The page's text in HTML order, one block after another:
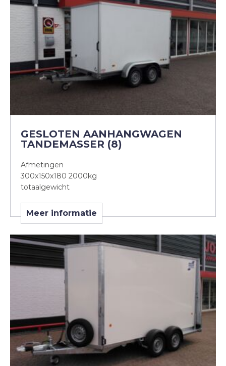
GESLOTEN AANHANGWAGEN
TANDEMASSER (8)
Afmetingen
300x150x180 2000kg
totaalgewicht
Meer informatie